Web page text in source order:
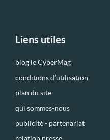
Liens utiles
blog le CyberMag
conditions d’utilisation
plan du site
qui sommes-nous
publicité - partenariat
relation presse